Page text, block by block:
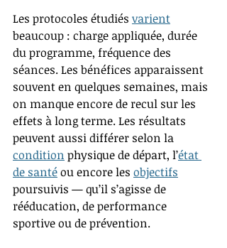
Les protocoles étudiés varient
beaucoup : charge appliquée, durée
du programme, fréquence des
séances. Les bénéfices apparaissent
souvent en quelques semaines, mais
on manque encore de recul sur les
effets à long terme. Les résultats
peuvent aussi différer selon la
condition physique de départ, l’état
de santé ou encore les objectifs
poursuivis — qu’il s’agisse de
rééducation, de performance
sportive ou de prévention.